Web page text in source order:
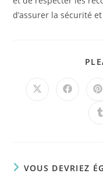
d’assurer la sécurité
VOUS DEVRIEZ